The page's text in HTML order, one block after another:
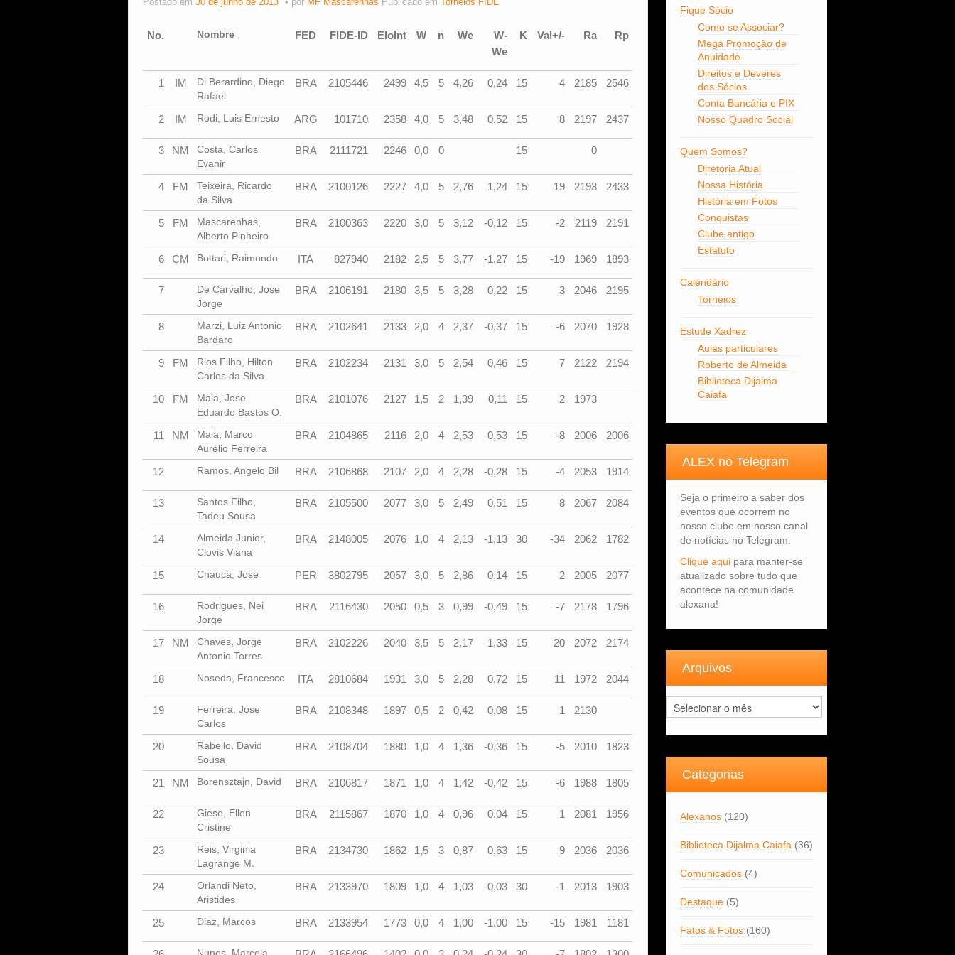
Postado em 30 de junho de 2013 por MF Mascarenhas Publicado em Torneios FIDE
No. Nombre FED FIDE-ID EloInt W n We
W-
We
K Val+/- Ra Rp
1 IM
Di Berardino, Diego
Rafael
BRA 2105446 2499 4,5 5 4,26 0,24 15 4 2185 2546
2 IM Rodi, Luis Ernesto ARG 101710 2358 4,0 5 3,48 0,52 15 8 2197 2437
3 NM
Costa, Carlos
Evanir
BRA 2111721 2246 0,0 0 15 0
4 FM
Teixeira, Ricardo
da Silva
BRA 2100126 2227 4,0 5 2,76 1,24 15 19 2193 2433
5 FM
Mascarenhas,
Alberto Pinheiro
BRA 2100363 2220 3,0 5 3,12 -0,12 15 -2 2119 2191
6 CM Bottari, Raimondo ITA 827940 2182 2,5 5 3,77 -1,27 15 -19 1969 1893
7
De Carvalho, Jose
Jorge
BRA 2106191 2180 3,5 5 3,28 0,22 15 3 2046 2195
8
Marzi, Luiz Antonio
Bardaro
BRA 2102641 2133 2,0 4 2,37 -0,37 15 -6 2070 1928
9 FM
Rios Filho, Hilton
Carlos da Silva
BRA 2102234 2131 3,0 5 2,54 0,46 15 7 2122 2194
10 FM
Maia, Jose
Eduardo Bastos O.
BRA 2101076 2127 1,5 2 1,39 0,11 15 2 1973
11 NM
Maia, Marco
Aurelio Ferreira
BRA 2104865 2116 2,0 4 2,53 -0,53 15 -8 2006 2006
12 Ramos, Angelo Bil BRA 2106868 2107 2,0 4 2,28 -0,28 15 -4 2053 1914
13
Santos Filho,
Tadeu Sousa
BRA 2105500 2077 3,0 5 2,49 0,51 15 8 2067 2084
14
Almeida Junior,
Clovis Viana
BRA 2148005 2076 1,0 4 2,13 -1,13 30 -34 2062 1782
15 Chauca, Jose PER 3802795 2057 3,0 5 2,86 0,14 15 2 2005 2077
16
Rodrigues, Nei
Jorge
BRA 2116430 2050 0,5 3 0,99 -0,49 15 -7 2178 1796
17 NM
Chaves, Jorge
Antonio Torres
BRA 2102226 2040 3,5 5 2,17 1,33 15 20 2072 2174
18 Noseda, Francesco ITA 2810684 1931 3,0 5 2,28 0,72 15 11 1972 2044
19
Ferreira, Jose
Carlos
BRA 2108348 1897 0,5 2 0,42 0,08 15 1 2130
20
Rabello, David
Sousa
BRA 2108704 1880 1,0 4 1,36 -0,36 15 -5 2010 1823
21 NM Borensztajn, David BRA 2106817 1871 1,0 4 1,42 -0,42 15 -6 1988 1805
22
Giese, Ellen
Cristine
BRA 2115867 1870 1,0 4 0,96 0,04 15 1 2081 1956
23
Reis, Virginia
Lagrange M.
BRA 2134730 1862 1,5 3 0,87 0,63 15 9 2036 2036
24
Orlandi Neto,
Aristides
BRA 2133970 1809 1,0 4 1,03 -0,03 30 -1 2013 1903
25 Diaz, Marcos BRA 2133954 1773 0,0 4 1,00 -1,00 15 -15 1981 1181
Fique Sócio
Como se Associar?
Mega Promoção de
Anuidade
Direitos e Deveres
dos Sócios
Conta Bancária e PIX
Nosso Quadro Social
Quem Somos?
Diretoria Atual
Nossa História
História em Fotos
Conquistas
Clube antigo
Estatuto
Calendário
Torneios
Estude Xadrez
Aulas particulares
Roberto de Almeida
Biblioteca Dijalma
Caiafa
ALEX no Telegram
Seja o primeiro a saber dos
eventos que ocorrem no
nosso clube em nosso canal
de notícias no Telegram.
Clique aquipara manter-se
atualizado sobre tudo que
acontece na comunidade
alexana!
Arquivos
Arquivos
Categorias
Alexanos(120)
Biblioteca Dijalma Caiafa(36)
Comunicados(4)
Destaque(5)
Fatos & Fotos(160)